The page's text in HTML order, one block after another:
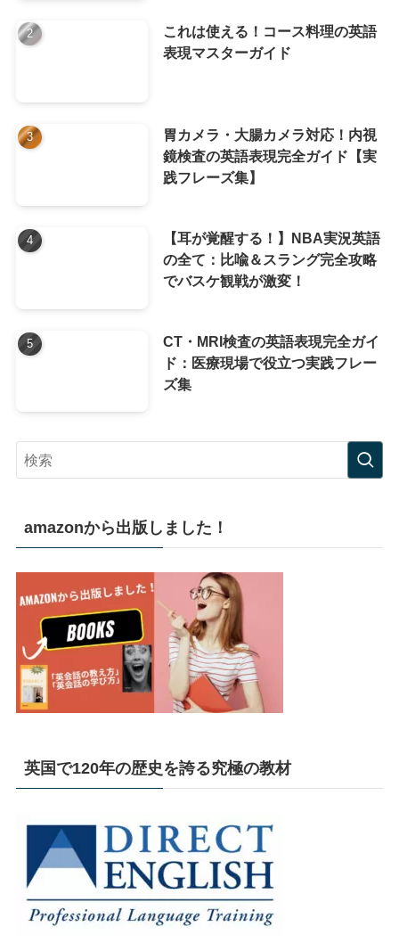
これは使える！コース料理の英語
表現マスターガイド
胃カメラ・大腸カメラ対応！内視
鏡検査の英語表現完全ガイド【実
践フレーズ集】
【耳が覚醒する！】NBA実況英語
の全て：比喩＆スラング完全攻略
でバスケ観戦が激変！
CT・MRI検査の英語表現完全ガイ
ド：医療現場で役立つ実践フレー
ズ集
amazonから出版しました！
英国で120年の歴史を誇る究極の教材